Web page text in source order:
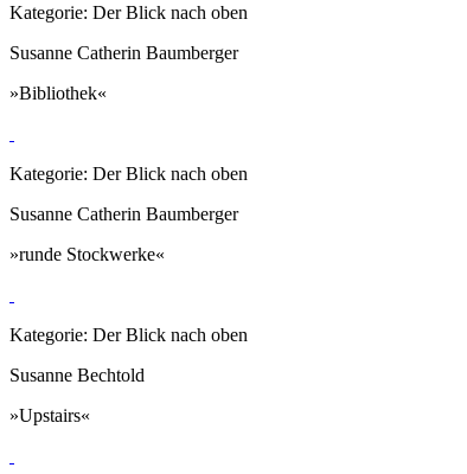
Kategorie: Der Blick nach oben
Susanne Catherin Baumberger
»Bibliothek«
Kategorie: Der Blick nach oben
Susanne Catherin Baumberger
»runde Stockwerke«
Kategorie: Der Blick nach oben
Susanne Bechtold
»Upstairs«